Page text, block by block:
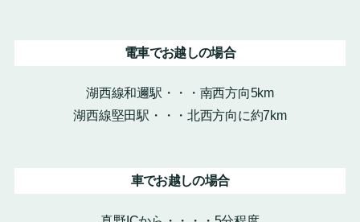
電車でお越しの場合
湖西線和邇駅・・・南西方向5km
湖西線堅田駅・・・北西方向に約7km
車でお越しの場合